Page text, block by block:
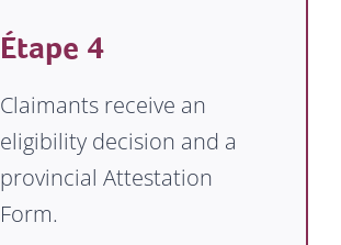
Étape 4
Claimants receive an
eligibility decision and a
provincial Attestation
Form.